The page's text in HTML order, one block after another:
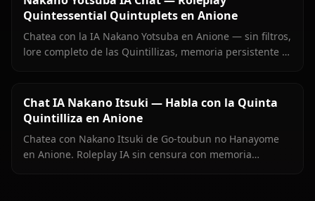
Quintessential Quintuplets en Anione
Chatea con la IA Nakano Yotsuba en Anione — sin filtros,
lore completo de las Quintillizas, memoria persistente e
Chat IA Nakano Itsuki — Habla con la Quinta
Quintilliza en Anione
Chatea con Nakano Itsuki de Go-toubun no Hanayome
en Anione. Roleplay IA sin censura con memoria